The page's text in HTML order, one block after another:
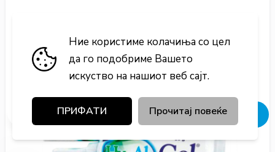
Ние користиме колачиња со цел
да го подобриме Вашето
искуство на нашиот веб сајт.
ПРИФАТИ Прочитај повеќе
Добивај попусти